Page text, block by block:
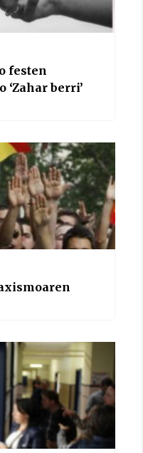
festen
‘Zahar berri’